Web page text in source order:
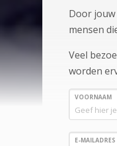
Door
mensen
Veel
worden
VOORNAAM
E-MAILADRES